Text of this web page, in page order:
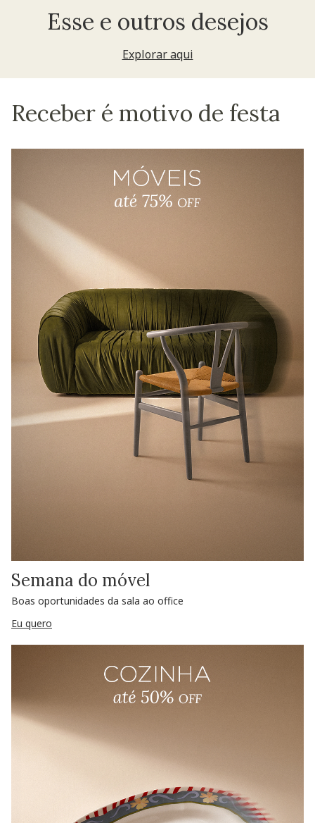
Esse e outros desejos
Explorar aqui
Receber é motivo de festa
Semana do móvel
Boas oportunidades da sala ao office
Eu quero